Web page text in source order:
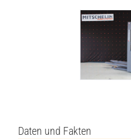
Daten und Fakten